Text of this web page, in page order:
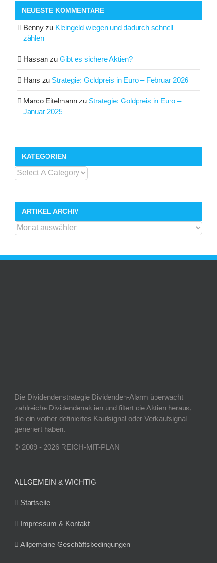
NEUESTE KOMMENTARE
Benny zu Kleingeld wiegen und dadurch schnell
zählen
Hassan zu Gibt es sichere Aktien?
Hans zu Strategie: Goldpreis in Euro – Februar 2026
Marco Eitelmann zu Strategie: Goldpreis in Euro –
Januar 2025
KATEGORIEN
ARTIKEL ARCHIV
ARTIKEL
ARCHIV
Die Dividendenstrategie Dividenden-Alarm überwacht
zahlreiche Dividendenaktien und filtert die Aktien heraus,
die ein vorher definiertes Kaufsignal oder Verkaufsignal
generiert haben.
© 2009 - 2026 REICH-MIT-PLAN
ALLGEMEIN & WICHTIG
Startseite
Impressum & Kontakt
Allgemeine Geschäftsbedingungen